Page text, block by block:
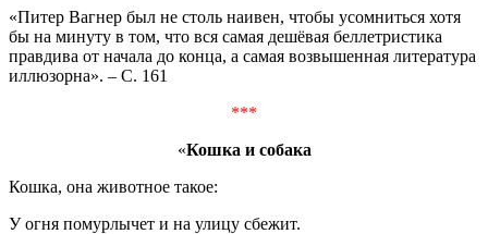
«Питер Вагнер был не столь наивен, чтобы усомниться хотя
бы на минуту в том, что вся самая дешёвая беллетристика
правдива от начала до конца, а самая возвышенная литература
иллюзорна». – С. 161
***
«Кошка и собака
Кошка, она животное такое:
У огня помурлычет и на улицу сбежит.